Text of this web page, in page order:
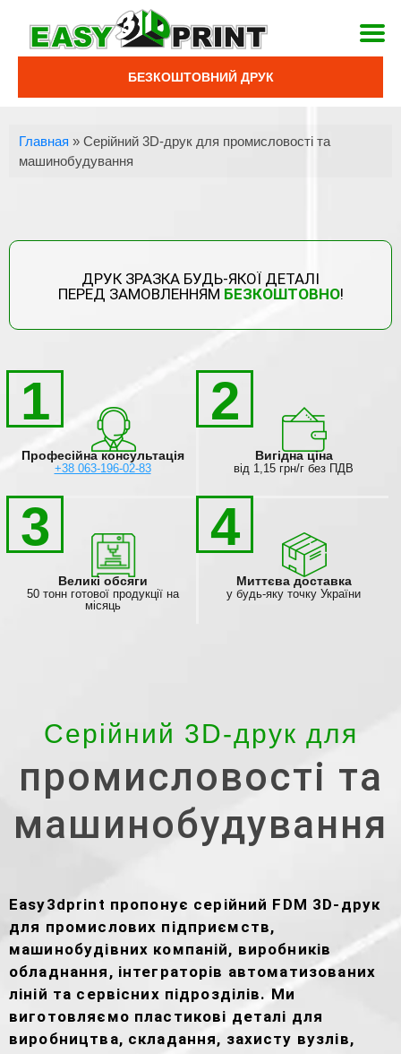
БЕЗКОШТОВНИЙ ДРУК
Главная »Серійний 3D-друк для промисловості та
машинобудування
ДРУК ЗРАЗКА БУДЬ-ЯКОЇ ДЕТАЛІ
ПЕРЕД ЗАМОВЛЕННЯМ БЕЗКОШТОВНО!
1 2
Професійна консультація
+38 063-196-02-83
Вигідна ціна
від 1,15 грн/г без ПДВ
3 4
Великі обсяги
50 тонн готової продукції на
місяць
Миттєва доставка
у будь-яку точку України
Серійний 3D-друк для
промисловості та
машинобудування
Easy3dprint пропонує серійний FDM 3D-друк
для промислових підприємств,
машинобудівних компаній, виробників
обладнання, інтеграторів автоматизованих
ліній та сервісних підрозділів. Ми
виготовляємо пластикові деталі для
виробництва, складання, захисту вузлів,